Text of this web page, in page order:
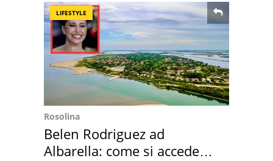
LIFESTYLE
Rosolina
Belen Rodriguez ad
Albarella: come si accede